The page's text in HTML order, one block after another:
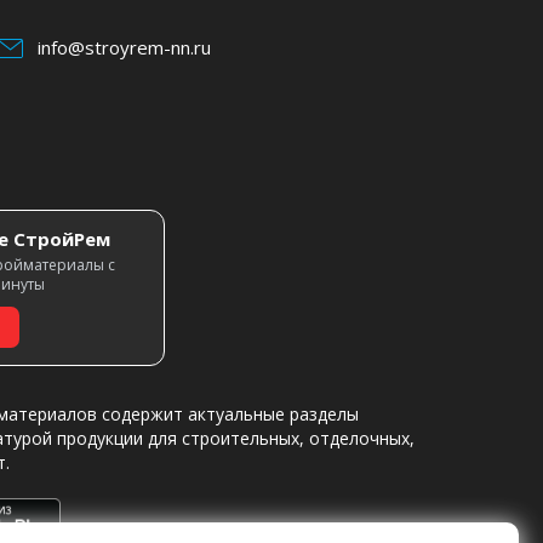
info@stroyrem-nn.ru
СтройРем
с
содержит актуальные разделы
продукции для строительных, отделочных,